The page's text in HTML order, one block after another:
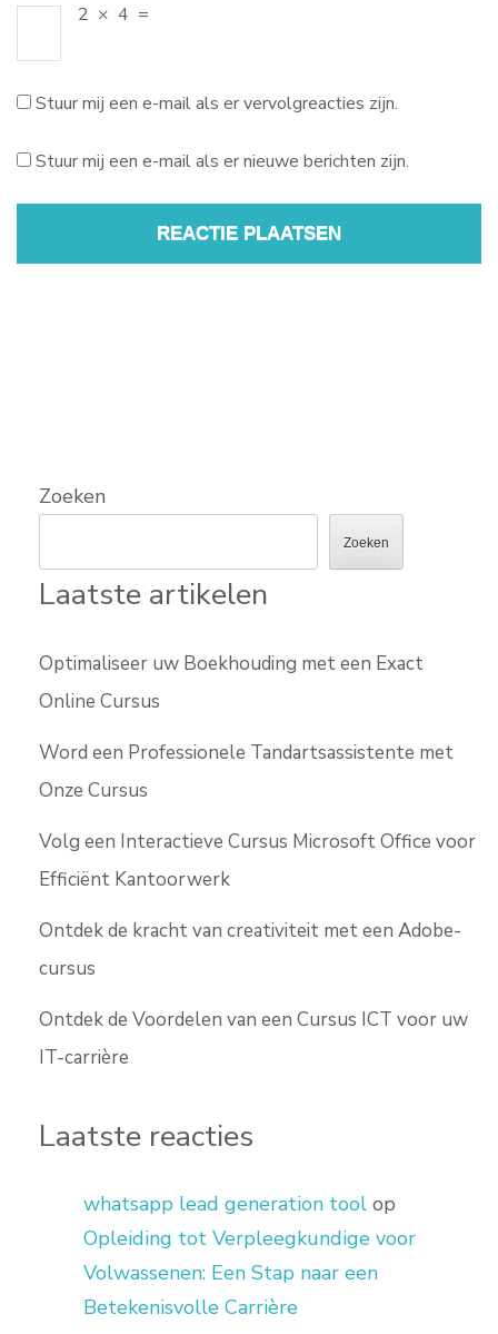
2 × 4 =
Stuur mij een e-mail als er vervolgreacties zijn.
Stuur mij een e-mail als er nieuwe berichten zijn.
Zoeken
Zoeken
Laatste artikelen
Optimaliseer uw Boekhouding met een Exact
Online Cursus
Word een Professionele Tandartsassistente met
Onze Cursus
Volg een Interactieve Cursus Microsoft Office voor
Efficiënt Kantoorwerk
Ontdek de kracht van creativiteit met een Adobe-
cursus
Ontdek de Voordelen van een Cursus ICT voor uw
IT-carrière
Laatste reacties
whatsapp lead generation tool op
Opleiding tot Verpleegkundige voor
Volwassenen: Een Stap naar een
Betekenisvolle Carrière